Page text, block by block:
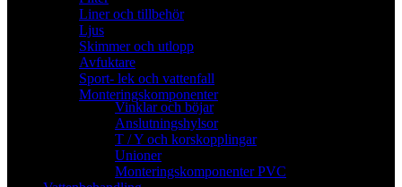
Liner och tillbehör
Ljus
Skimmer och utlopp
Avfuktare
Sport- lek och vattenfall
Monteringskomponenter
Vinklar och böjar
Anslutningshylsor
T / Y och korskopplingar
Unioner
Monteringskomponenter PVC